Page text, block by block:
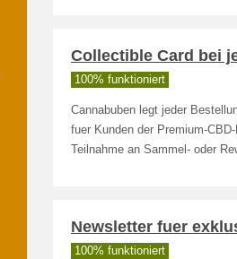
Collectible Card bei
100% funktioniert
Cannabuben legt jeder
fuer Kunden der Premium-
Teilnahme an Sammel- oder
Newsletter fuer
100% funktioniert